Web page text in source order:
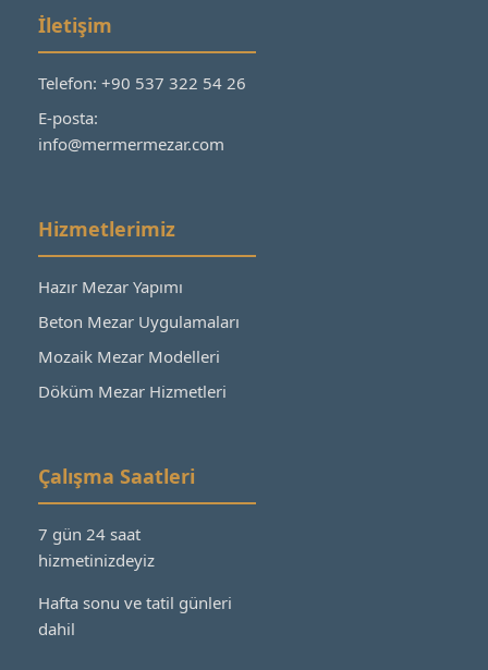
İletişim
Telefon: +90 537 322 54 26
E-posta:
info@mermermezar.com
Hizmetlerimiz
Hazır Mezar Yapımı
Beton Mezar Uygulamaları
Mozaik Mezar Modelleri
Döküm Mezar Hizmetleri
Çalışma Saatleri
7 gün 24 saat
hizmetinizdeyiz
Hafta sonu ve tatil günleri
dahil